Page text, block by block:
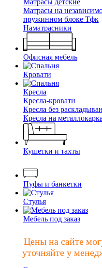
Матрасы на
пружинном блоке Тфк
Наматрасники
Офисная мебель
Кровати
Кресла
Кресла-кровати
Кресла без
Кресла на
Кушетки и тахты
Пуфы и банкетки
Стулья
Мебель под заказ
Цены на сайте
уточняйте у